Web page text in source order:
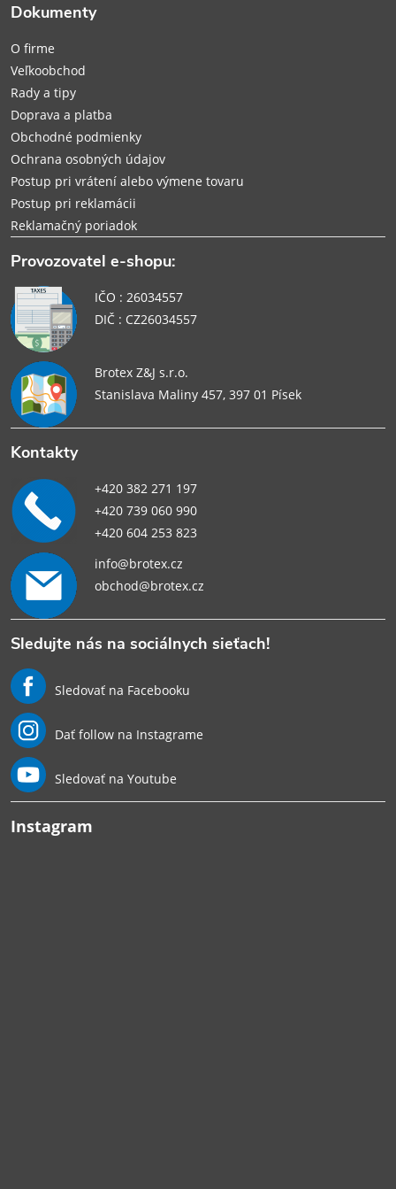
e
Dokumenty
O firme
Veľkoobchod
Rady a tipy
Doprava a platba
Obchodné podmienky
Ochrana osobných údajov
Postup pri vrátení alebo výmene tovaru
Postup pri reklamácii
Reklamačný poriadok
Provozovatel e-shopu:
IČO : 26034557
DIČ : CZ26034557
Brotex Z&J s.r.o.
Stanislava Maliny 457, 397 01 Písek
Kontakty
+420 382 271 197
+420 739 060 990
+420 604 253 823
info@brotex.cz
obchod@brotex.cz
Sledujte nás na sociálnych sieťach!
Sledovať na Facebooku
Dať follow na Instagrame
Sledovať na Youtube
Instagram